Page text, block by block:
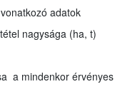
adatok
nagysága (ha, t)
a mindenkor érvényes